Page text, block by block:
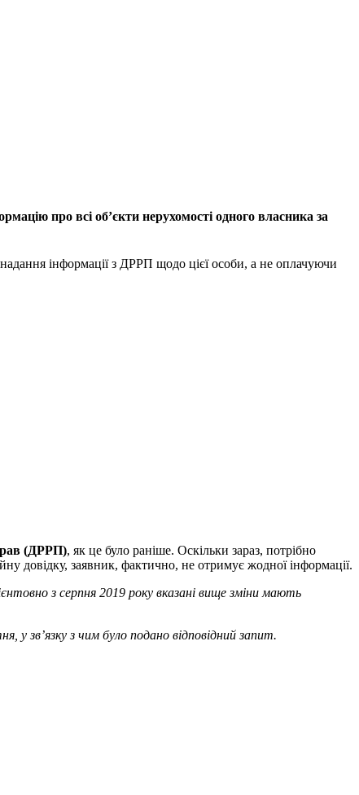
про всі об’єкти нерухомості одного власника за
інформації з ДРРП щодо цієї особи, а не оплачуючи
(ДРРП), як це було раніше. Оскільки зараз, потрібно
довідку, заявник, фактично, не отримує жодної інформації.
з серпня 2019 року вказані вище зміни мають
зв’язку з чим було подано відповідний запит.